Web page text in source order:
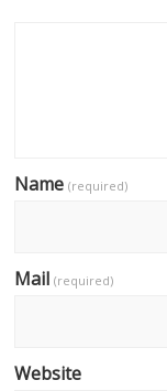
Name(required)
Mail(required)
Website